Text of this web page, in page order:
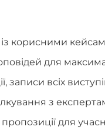
із корисними
для
записи всіх
з
пропозиції для